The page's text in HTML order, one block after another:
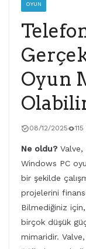
OYUN
Oyun
08/12/2025
Ne oldu?
Windows PC
bir şekilde
projelerini
Bilmediğiniz
birçok düşük
mimaridir.